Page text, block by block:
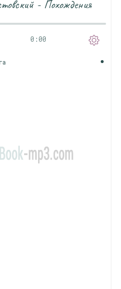
- Похождения
0:00